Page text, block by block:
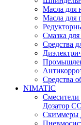
Масла для
Масла для
Смазка
Средства
Средства
NIMATIC
Дозатор
Скиммеры